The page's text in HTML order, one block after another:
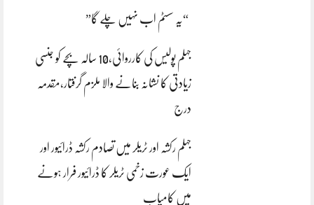
“یہ سسٹم اب نہیں چلے گا”
جہلم پولیس کی کارروائی،10 سالہ بچے کو جنسی
زیادتی کا نشانہ بنانے والا ملزم گرفتار،مقدمہ
درج
جہلم رکشہ اور ٹریلر میں تصادم رکشہ ڈرائیور اور
ایک عورت زخمی ٹریلر کا ڈرائیور فرار ہونے
میں کامیاب